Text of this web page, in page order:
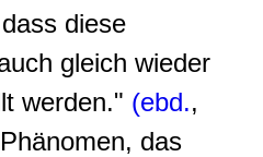
diese
gleich wieder
werden." (ebd.,
das